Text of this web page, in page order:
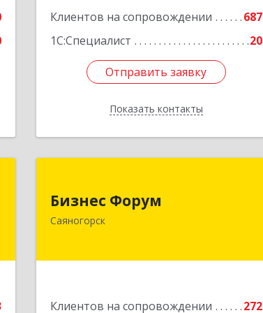
Клиентов на сопровождении
687
1С:Специалист
20
Отправить заявку
Показать контакты
Отправить заявку
Назад
Бизнес Форум
Саяногорск
Клиентов на сопровождении
272
655603, Хакасия Респ, Саяногорск г,
Советский мкр, дом № 2, кв.262
Подробнее